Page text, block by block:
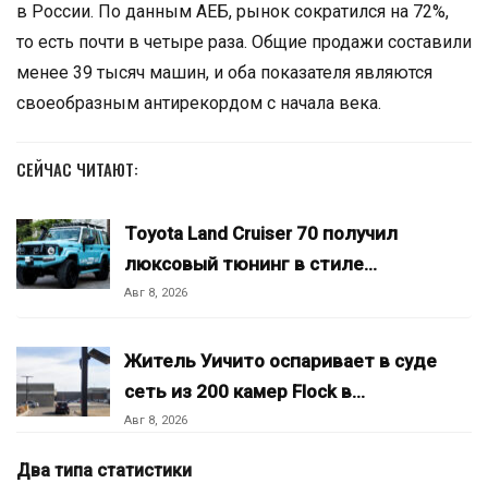
в России. По данным АЕБ, рынок сократился на 72%,
то есть почти в четыре раза. Общие продажи составили
менее 39 тысяч машин, и оба показателя являются
своеобразным антирекордом с начала века.
СЕЙЧАС ЧИТАЮТ:
Toyota Land Cruiser 70 получил
люксовый тюнинг в стиле…
Авг 8, 2026
Житель Уичито оспаривает в суде
сеть из 200 камер Flock в…
Авг 8, 2026
Два типа статистики